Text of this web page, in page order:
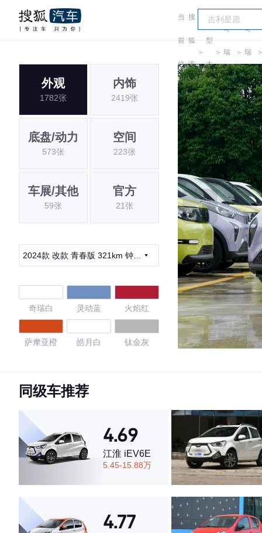
当
前
位
置:
搜
狐
汽
车
＞
车
型
大
全
＞
奇
瑞
QQ
＞
奇
瑞
QQ
外观
1782张
内饰
2419张
底盘/动力
573张
空间
223张
车展/其他
59张
官方
21张
2024款 改款 青春版 321km 钟爱
奇瑞白 灵动蓝 火焰红
萨摩亚橙 皓月白 钛金灰
白色/熔岩红
古德白 白色/轻盈青 黑色/古德白
魅惑粉
同级车推荐
4.69
江淮 iEV6E
5.45-15.88万
4.77